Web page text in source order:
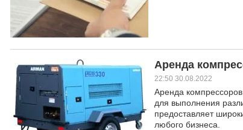
Аренда
22:50 30.08.2022
Аренда
для выполнения
предоставляет
любого бизнеса.